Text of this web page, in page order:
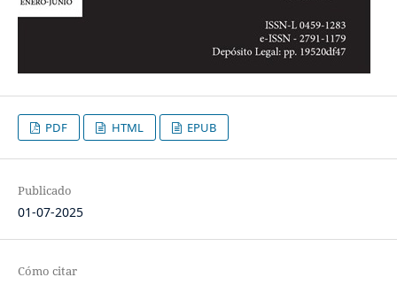
PDF HTML EPUB
Publicado
01-07-2025
Cómo citar